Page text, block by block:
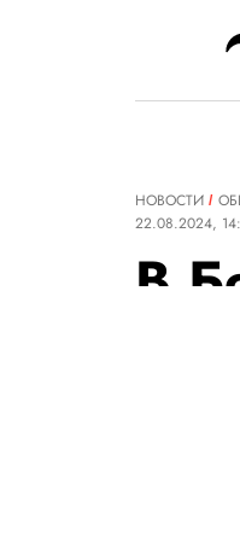
НОВОСТИ
22.08.2024,
В